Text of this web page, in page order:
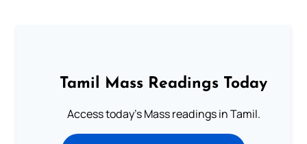
Tamil Mass Readings Today
Access today's Mass readings in Tamil.